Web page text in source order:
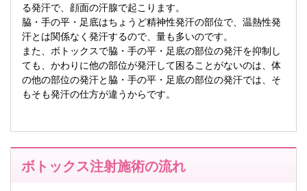
る発汗で、顔面の汗腺で起こります。
脇・手の平・足底はちょうど精神性発汗の部位で、温熱性発
汗とは関係なく発汗するので、量も多いのです。
また、ボトックスで脇・手の平・足底の部位の発汗を抑制し
ても、かわりに他の部位が発汗して困ることがないのは、体
の他の部位の発汗と脇・手の平・足底の部位の発汗では、そ
もそも発汗の仕方が違うからです。
ボトックス注射施術の流れ